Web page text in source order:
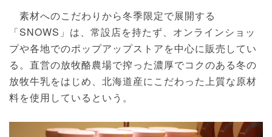
素材へのこだわりから冬季限定で展開する
「SNOWS」は、常設店を持たず、オンラインショッ
プや各地でのポップアップストアを中心に販売してい
る。直営の放牧酪農場で搾った濃厚でコクのある冬の
放牧牛乳をはじめ、北海道産にこだわった上質な原材
料を使用しているという。